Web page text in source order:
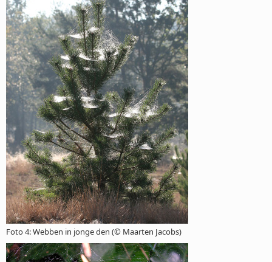
Foto 4: Webben in jonge den (© Maarten Jacobs)